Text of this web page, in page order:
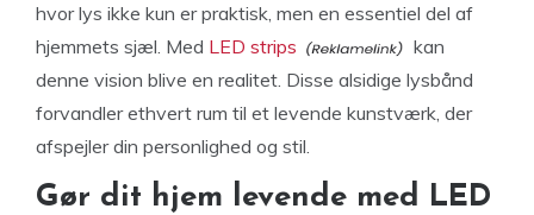
hvor lys ikke kun er praktisk, men en essentiel del af
hjemmets sjæl. Med LED strips
kan
denne vision blive en realitet. Disse alsidige lysbånd
forvandler ethvert rum til et levende kunstværk, der
afspejler din personlighed og stil.
Gør dit hjem levende med LED